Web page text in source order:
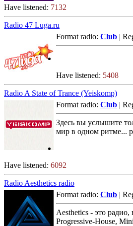
Have listened: 7132
Radio 47 Luga.ru
Format radio: Club |
Have listened: 5408
Radio A State of Trance (Yeiskomp)
Format radio: Club |
Здесь вы услышите
мир в одном ритме...
Have listened: 6092
Radio Aesthetics radio
Format radio: Club |
Aesthetics - это
Progressive-House,